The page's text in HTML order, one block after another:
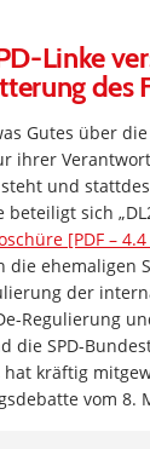
Linke
des
Gutes über
ihrer
und
sich
[PDF –
die
der
Regulierung
die SPD-
kräftig
vom 8.